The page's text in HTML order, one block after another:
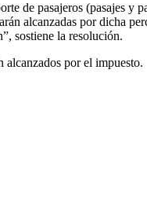
de pasajeros (pasajes y
alcanzadas por dicha
sostiene la resolución.
alcanzados por el impuesto.